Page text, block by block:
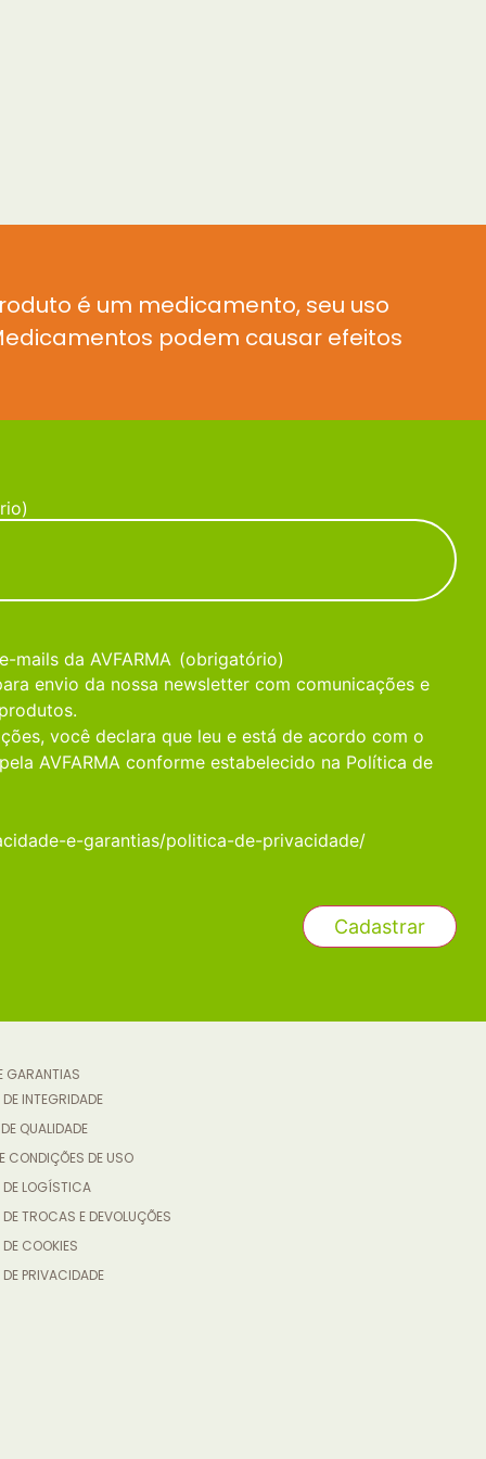
é um medicamento, seu uso
podem causar efeitos
mails da AVFARMA (obrigatório)
envio da nossa newsletter com comunicações e
você declara que leu e está de acordo com o
AVFARMA conforme estabelecido na Política de
e-garantias/politica-de-privacidade/
GARANTIAS
INTEGRIDADE
QUALIDADE
CONDIÇÕES DE USO
LOGÍSTICA
TROCAS E DEVOLUÇÕES
COOKIES
PRIVACIDADE